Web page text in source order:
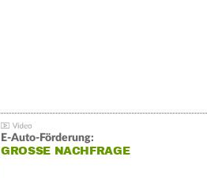
E-Auto-Förderung:
GROSSE NACHFRAGE